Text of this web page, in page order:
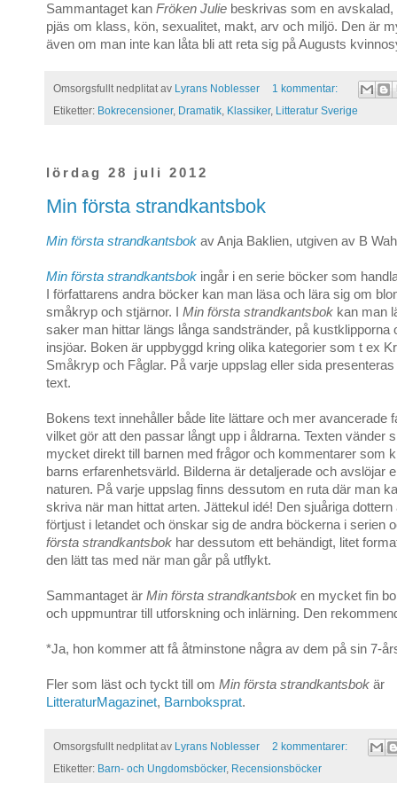
Sammantaget kan Fröken Julie beskrivas som en
pjäs om klass, kön, sexualitet, makt, arv och miljö. Den är
även om man inte kan låta bli att reta sig på Augusts
Omsorgsfullt nedplitat av Lyrans Noblesser
1 kommentar:
Etiketter: Bokrecensioner, Dramatik Klassiker, Litteratur Sverige
lördag 28 juli 2012
Min första strandkantsbok
Min första strandkantsbok av Anja Baklien, utgiven av B
Min första strandkantsbok ingår i en serie böcker som
I författarens andra böcker kan man läsa och lära sig om
småkryp och stjärnor. I Min första strandkantsbok kan man
saker man hittar längs långa sandstränder, på kustklipporna
insjöar. Boken är uppbyggd kring olika kategorier som t ex
Småkryp och Fåglar. På varje uppslag eller sida
text.
Bokens text innehåller både lite lättare och mer avancerade
vilket gör att den passar långt upp i åldrarna. Texten vänder
mycket direkt till barnen med frågor och kommentarer som
barns erfarenhetsvärld. Bilderna är detaljerade och avslöjar
naturen. På varje uppslag finns dessutom en ruta där man
skriva när man hittat arten. Jättekul idé! Den sjuåriga
förtjust i letandet och önskar sig de andra böckerna i serien
första strandkantsbok har dessutom ett behändigt, litet
den lätt tas med när man går på utflykt.
Sammantaget är Min första strandkantsbok en mycket fin
och uppmuntrar till utforskning och inlärning. Den
*Ja, hon kommer att få åtminstone några av dem på sin 7-
Fler som läst och tyckt till om Min första strandkantsbok är
LitteraturMagazinet, Barnboksprat.
Omsorgsfullt nedplitat av Lyrans Noblesser
2 kommentarer:
Etiketter: Barn- och Ungdomsböcker, Recensionsböcker